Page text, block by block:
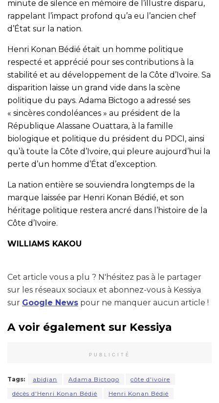
minute de silence en mémoire de l’illustre disparu,
rappelant l’impact profond qu’a eu l’ancien chef
d’État sur la nation.
Henri Konan Bédié était un homme politique
respecté et apprécié pour ses contributions à la
stabilité et au développement de la Côte d’Ivoire. Sa
disparition laisse un grand vide dans la scène
politique du pays. Adama Bictogo a adressé ses
« sincères condoléances » au président de la
République Alassane Ouattara, à la famille
biologique et politique du président du PDCI, ainsi
qu’à toute la Côte d’Ivoire, qui pleure aujourd’hui la
perte d’un homme d’État d’exception.
La nation entière se souviendra longtemps de la
marque laissée par Henri Konan Bédié, et son
héritage politique restera ancré dans l’histoire de la
Côte d’Ivoire.
WILLIAMS KAKOU
Cet article vous a plu ? N'hésitez pas à le partager
sur les réseaux sociaux et abonnez-vous à Kessiya
sur Google News pour ne manquer aucun article !
A voir également sur Kessiya
PUBLICITÉ
Tags: abidjan Adama Bictogo
côte d'ivoire
décès d'Henri Konan Bédié
Henri Konan Bédié